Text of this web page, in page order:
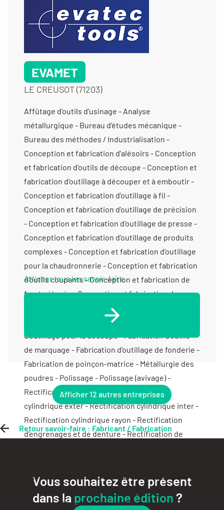
EVAMET
LE CREUSOT (71203)
Affûtage d’outils d’usinage - Analyse métallurgique - Bureau d’études mécanique - Bureau des méthodes / Industrialisation - Conception et fabrication d'alésoirs - Conception et fabrication d'outils de découpe - Conception et fabrication d’outillage à découper et à emboutir - Conception et fabrication d’outillage à fil - Conception et fabrication d’outillage de précision - Conception et fabrication d’outillage de presse - Conception et fabrication d’outillage de produits complexes - Conception et fabrication d’outillage pour la chaudronnerie - Conception et fabrication d’outils coupants - Conception et fabrication de forets étagés - Conception et fabrication de forets spéciaux - Conception et fabrication de fraises de forme - Électrostriction - Fabrication d'outillage pour la découpe - Fabrication d'outils de marquage - Fabrication d’outillage de fonderie - Fabrication de poinçon-matrice - Métallurgie des poudres - Polissage - Polissage (avivage) - Rectification centerless - Rectification cylindrique exter - Rectification cylindrique inter - Rectification cylindrique rayon - Rectification d'engrenages et de denture - Rectification de forme - Rectification de profils - Rectification en passe profonde - Rectification plane - Taillage de pignons à denture droite - Taillage de pignons coniques - Usinage / 5 axes /grande série (>10 000 pièces) < 350 cm3 - Usinage / 5 axes /grande série (>10 000 pièces) > 1000 cm3 - Usinage / 5 axes /prototype et unitaire (< 10 pièces) < 350 cm3
Afficher tous les savoir-faire
Afficher 12 autres entreprises
Retour savoir-faire : Fabricant / Fabrication
Vous souhaitez être présent
dans la prochaine édition?